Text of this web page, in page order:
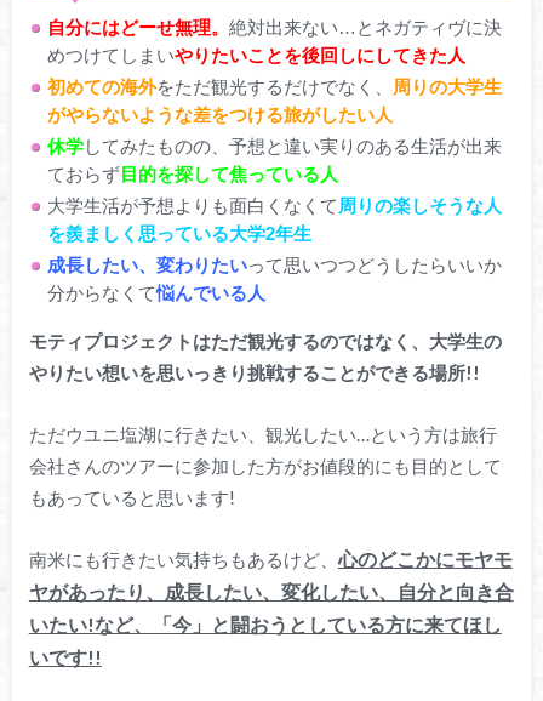
自分にはどーせ無理。絶対出来ない…とネガティヴに決
めつけてしまいやりたいことを後回しにしてきた人
初めての海外をただ観光するだけでなく、
周りの大学生
がやらないような差をつける旅がしたい人
休学してみたものの、予想と違い実りのある生活が出来
ておらず目的を探して焦っている人
大学生活が予想よりも面白くなくて 周りの楽しそうな人
を羨ましく思っている大学2年生
成長したい、変わりたいって思いつつどうしたらいいか
分からなくて悩んでいる人
モティプロジェクトはただ観光するのではなく、大学生の
やりたい想いを思いっきり挑戦することができる場所!!
ただウユニ塩湖に行きたい、観光したい…という方は旅行
会社さんのツアーに参加した方がお値段的にも目的として
もあっていると思います!
南米にも行きたい気持ちもあるけど、心のどこかにモヤモ
ヤがあったり、成長したい、変化したい、自分と向き合
いたい!など、「今」と闘おうとしている方に来てほし
いです!!